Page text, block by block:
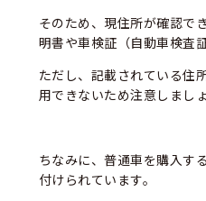
そのため、現住所が確認で
明書や車検証（自動車検査
ただし、記載されている住
用できないため注意しましょ
ちなみに、普通車を購入す
付けられています。